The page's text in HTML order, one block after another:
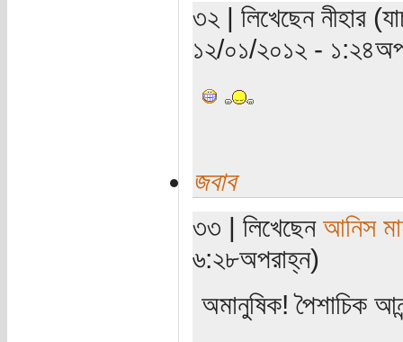
৩২ | লিখেছেন নীহার
১২/০১/২০১২ -
জবাব
৩৩ | লিখেছেন আনিস
৬:২৮অপরাহ্ন)
অমানুষিক! পৈশাচিক